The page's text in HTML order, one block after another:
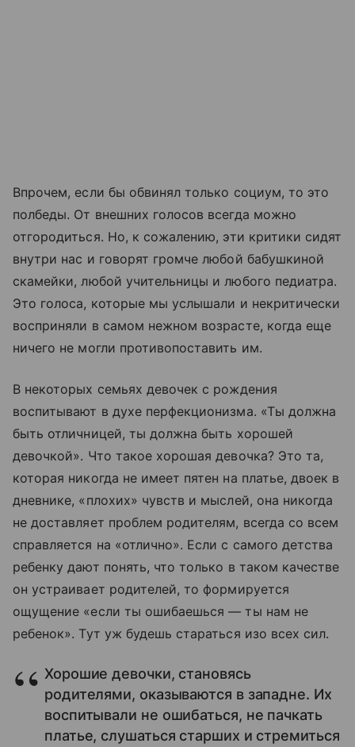
Впрочем, если бы обвинял только социум, то это
полбеды. От внешних голосов всегда можно
отгородиться. Но, к сожалению, эти критики сидят
внутри нас и говорят громче любой бабушкиной
скамейки, любой учительницы и любого педиатра.
Это голоса, которые мы услышали и некритически
восприняли в самом нежном возрасте, когда еще
ничего не могли противопоставить им.
В некоторых семьях девочек с рождения
воспитывают в духе перфекционизма. «Ты должна
быть отличницей, ты должна быть хорошей
девочкой». Что такое хорошая девочка? Это та,
которая никогда не имеет пятен на платье, двоек в
дневнике, «плохих» чувств и мыслей, она никогда
не доставляет проблем родителям, всегда со всем
справляется на «отлично». Если с самого детства
ребенку дают понять, что только в таком качестве
он устраивает родителей, то формируется
ощущение «если ты ошибаешься — ты нам не
ребенок». Тут уж будешь стараться изо всех сил.
Хорошие девочки, становясь
родителями, оказываются в западне. Их
воспитывали не ошибаться, не пачкать
платье, слушаться старших и стремиться